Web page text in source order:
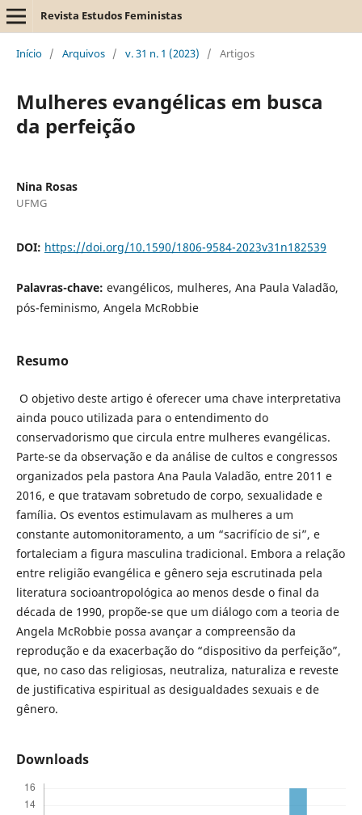
Revista Estudos Feministas
Início / Arquivos / v. 31 n. 1 (2023) / Artigos
Mulheres evangélicas em busca
da perfeição
Nina Rosas
UFMG
DOI: https://doi.org/10.1590/1806-9584-2023v31n182539
Palavras-chave: evangélicos, mulheres, Ana Paula Valadão,
pós-feminismo, Angela McRobbie
Resumo
O objetivo deste artigo é oferecer uma chave interpretativa
ainda pouco utilizada para o entendimento do
conservadorismo que circula entre mulheres evangélicas.
Parte-se da observação e da análise de cultos e congressos
organizados pela pastora Ana Paula Valadão, entre 2011 e
2016, e que tratavam sobretudo de corpo, sexualidade e
família. Os eventos estimulavam as mulheres a um
constante automonitoramento, a um “sacrifício de si”, e
fortaleciam a figura masculina tradicional. Embora a relação
entre religião evangélica e gênero seja escrutinada pela
literatura socioantropológica ao menos desde o final da
década de 1990, propõe-se que um diálogo com a teoria de
Angela McRobbie possa avançar a compreensão da
reprodução e da exacerbação do “dispositivo da perfeição”,
que, no caso das religiosas, neutraliza, naturaliza e reveste
de justificativa espiritual as desigualdades sexuais e de
gênero.
Downloads